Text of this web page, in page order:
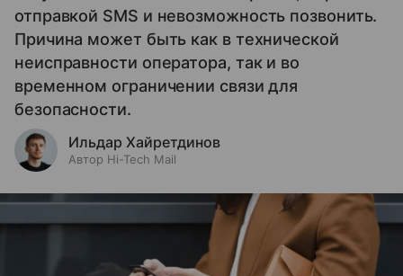
отправкой SMS и невозможность позвонить.
Причина может быть как в технической
неисправности оператора, так и во
временном ограничении связи для
безопасности.
Ильдар Хайретдинов
Автор Hi-Tech Mail